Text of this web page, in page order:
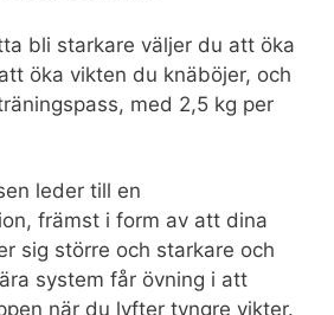
bli starkare väljer du att öka
öka vikten du knäböjer, och
med 2,5 kg per
leder till en
främst i form av att dina
sig större och starkare och
system får övning i att
när du lyfter tyngre vikter.